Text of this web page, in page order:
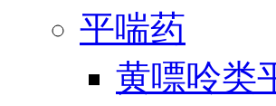
平喘药
黄嘌呤类